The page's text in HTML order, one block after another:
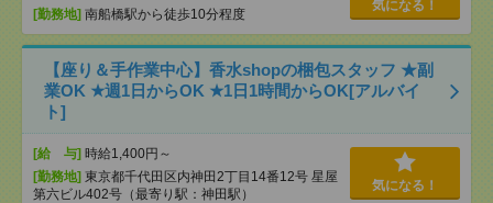
[勤務地] 南船橋駅から徒歩10分程度
気になる！
【座り＆手作業中心】香水shopの梱包スタッフ ★副
業OK ★週1日からOK ★1日1時間からOK[アルバイ
ト]
[給 与] 時給1,400円～
[勤務地] 東京都千代田区内神田2丁目14番12号 星屋
第六ビル402号（最寄り駅：神田駅）
気になる！